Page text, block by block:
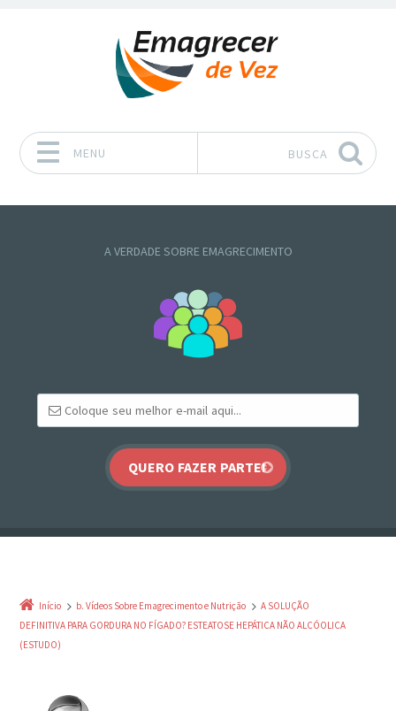
MENU BUSCA
A VERDADE SOBRE EMAGRECIMENTO
Início b. Vídeos Sobre Emagrecimento e Nutrição
A SOLUÇÃO
DEFINITIVA PARA GORDURA NO FÍGADO? ESTEATOSE HEPÁTICA NÃO ALCÓOLICA
(ESTUDO)